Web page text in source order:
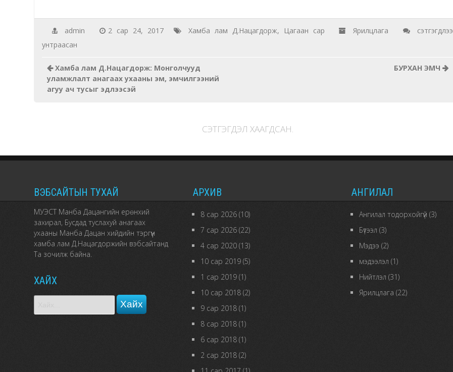
admin 2 сар 24, 2017 Хамба лам Д.Нацагдорж, Цагаан сар Ярилцлага
Хамба
Монголчууд
ураг
бичдэг
зан
сэтгэгдлээ
унтраасан
Хамба лам Д.Нацагдорж: Монголчууд
уламжлалт анагаах ухааны эм, эмчилгээний
агуу ач тусыг эдлээсэй
БУРХАН ЭМЧ
СЭТГЭГДЭЛ ХААГДСАН.
ВЭБСАЙТЫН ТУХАЙ
МУЭСТ Манба Дацангийн ерөнхий
захирал, Бусдад туслахуй анагаах
ухааны Манба Дацан хийдийн тэргүүн
хамба лам Д.Нацагдоржийн вэбсайтанд
Та зочилж байна.
ХАЙХ
АРХИВ
8 сар 2026(10)
7 сар 2026(22)
4 сар 2020(13)
10 сар 2019(5)
1 сар 2019(1)
10 сар 2018(2)
9 сар 2018(1)
8 сар 2018(1)
6 сар 2018(1)
2 сар 2018(2)
АНГИЛАЛ
Ангилал тодорхойгүй (3)
Бүтээл (3)
Мэдээ (2)
мэдээлэл (1)
Нийтлэл (31)
Ярилцлага (22)